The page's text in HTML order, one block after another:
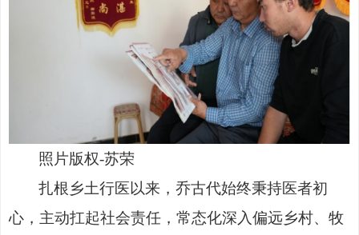
照片版权-苏荣
扎根乡土行医以来，乔古代始终秉持医者初
心，主动扛起社会责任，常态化深入偏远乡村、牧